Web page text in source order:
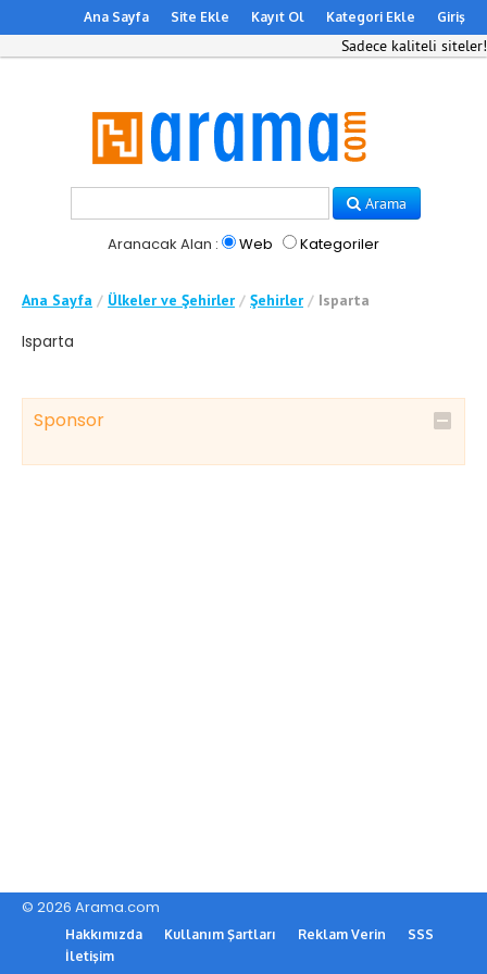
Ana Sayfa Site Ekle Kayıt Ol Kategori Ekle Giriş
Sadece kaliteli siteler!
Arama
Aranacak Alan : Web Kategoriler
Ana Sayfa / Ülkeler ve Şehirler / Şehirler / Isparta
Isparta
Sponsor
© 2026 Arama.com
Hakkımızda Kullanım Şartları Reklam Verin
SSS
İletişim